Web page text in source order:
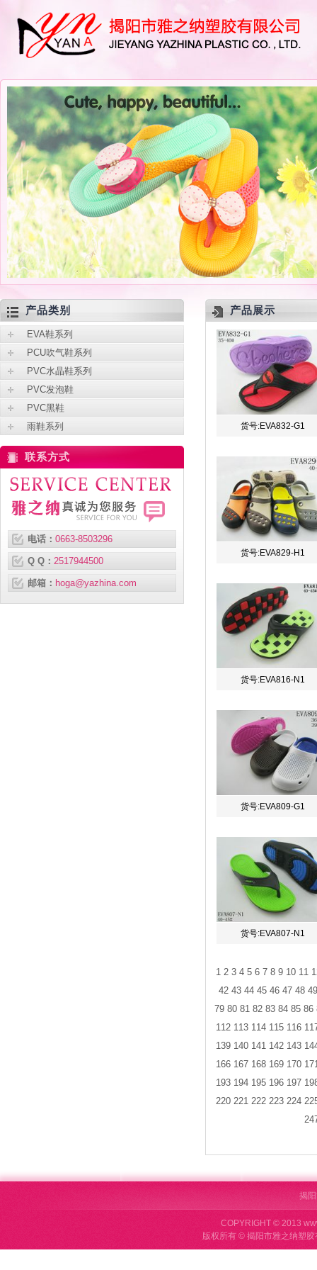
产品展示
货号:EVA832-G1
货号:EVA829-H1
货号:EVA816-N1
货号:EVA809-G1
货号:EVA807-N1
1 2 3 4 5 6 7 8 9 10 11
42 43 44 45 46 47 48 49
79 80 81 82 83 84 85 86
112 113 114 115 116
139 140 141 142 143
166 167 168 169 170
193 194 195 196 197
220 221 222 223 224
产品类别
EVA鞋系列
PCU吹气鞋系列
PVC水晶鞋系列
PVC发泡鞋
PVC黑鞋
雨鞋系列
联系方式
电话： 0663-8503296
Q Q： 2517944500
邮箱： hoga@yazhina.com
揭
COPYRIGHT © 2013
版权所有 © 揭阳市雅之纳塑